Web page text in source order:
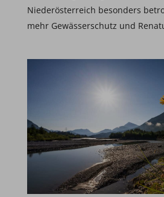
Niederösterreich besonders
mehr Gewässerschutz und